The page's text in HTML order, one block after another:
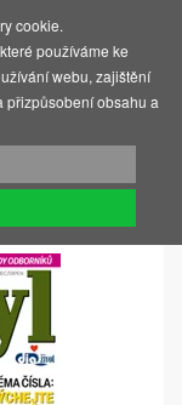
cookie.
používáme ke
webu, zajištění
přizpůsobení obsahu a